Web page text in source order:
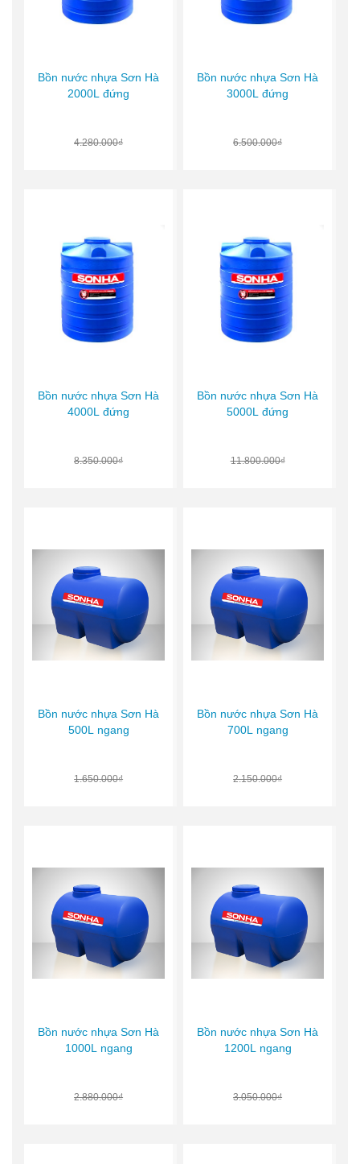
Bồn nước nhựa Sơn Hà
2000L đứng
4.280.000₫
Bồn nước nhựa Sơn Hà
3000L đứng
6.500.000₫
Bồn nước nhựa Sơn Hà
4000L đứng
8.350.000₫
Bồn nước nhựa Sơn Hà
5000L đứng
11.800.000₫
Bồn nước nhựa Sơn Hà
500L ngang
1.650.000₫
Bồn nước nhựa Sơn Hà
700L ngang
2.150.000₫
Bồn nước nhựa Sơn Hà
1000L ngang
2.880.000₫
Bồn nước nhựa Sơn Hà
1200L ngang
3.050.000₫